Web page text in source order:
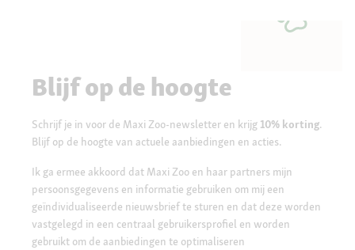
Blijf op de hoogte
Schrijf je in voor de Maxi Zoo-newsletter en krijg 10% korting.
Blijf op de hoogte van actuele aanbiedingen en acties.
Ik ga ermee akkoord dat Maxi Zoo en haar partners mijn
persoonsgegevens en informatie gebruiken om mij een
geïndividualiseerde nieuwsbrief te sturen en dat deze worden
vastgelegd in een centraal gebruikersprofiel en worden
gebruikt om de aanbiedingen te optimaliseren